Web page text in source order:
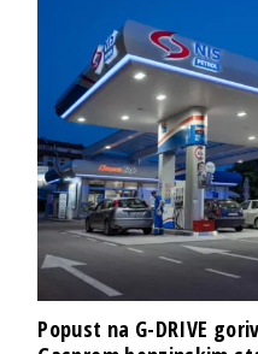
Popust na G-DRIVE